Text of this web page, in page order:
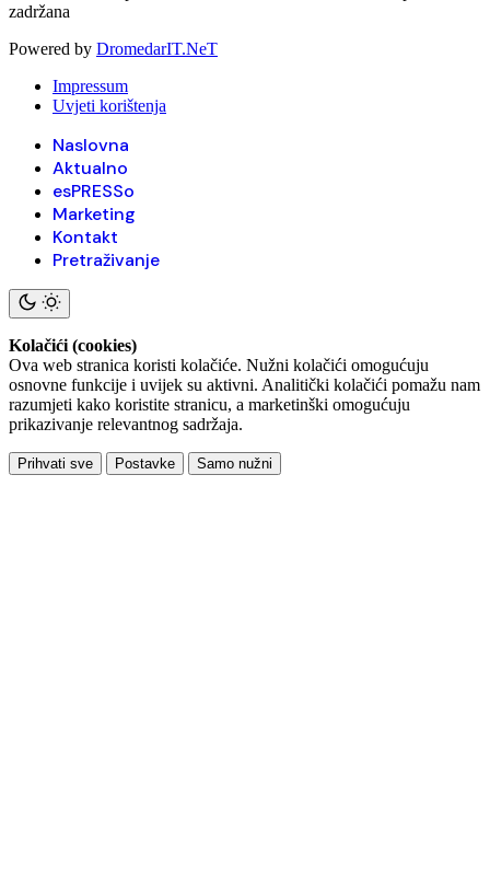
zadržana
Powered by DromedarIT.NeT
Impressum
Uvjeti korištenja
Naslovna
Aktualno
esPRESSo
Marketing
Kontakt
Pretraživanje
Kolačići (cookies)
Ova web stranica koristi kolačiće. Nužni kolačići omogućuju
osnovne funkcije i uvijek su aktivni. Analitički kolačići pomažu nam
razumjeti kako koristite stranicu, a marketinški omogućuju
prikazivanje relevantnog sadržaja.
Prihvati sve Postavke Samo nužni